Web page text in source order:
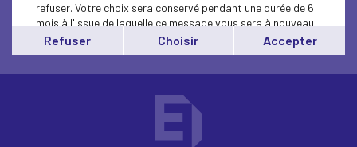
Lors de ces réunions du Club RH, Maître Olivier Bach a
développé l’actualité sociale.
refuser. Votre choix sera conservé pendant une durée de 6
mois à l'issue de laquelle ce message vous sera à nouveau
affiché..
Vous pouvez modifier votre choix à tout moment en
Refuser Choisir Accepter